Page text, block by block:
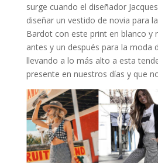
surge cuando el diseñador
diseñar un vestido de novia para
Bardot con este print en blanco y
antes y un después para la moda
llevando a lo más alto a esta
presente en nuestros días y que